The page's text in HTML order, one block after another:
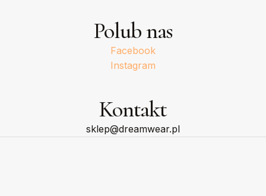
Polub nas
Facebook
Instagram
Kontakt
sklep@dreamwear.pl